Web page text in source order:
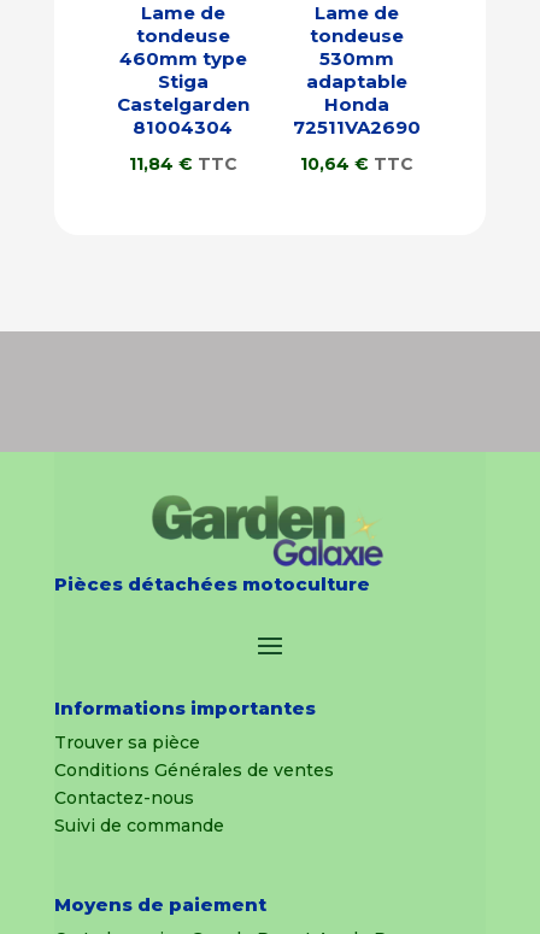
Lame de
tondeuse
460mm type
Stiga
Castelgarden
81004304
11,84 € TTC
Lame de
tondeuse
530mm
adaptable
Honda
72511VA2690
10,64€ TTC
Pièces détachées motoculture
Informations importantes
Trouver sa pièce
Conditions Générales de ventes
Contactez-nous
Suivi de commande
Moyens de paiement